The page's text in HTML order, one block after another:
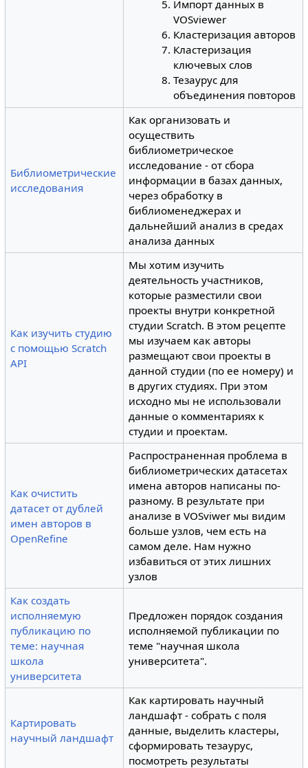
Импорт данных в
VOSviewer
Кластеризация авторов
Кластеризация
ключевых слов
Тезаурус для
объединения повторов
Библиометрические
исследования
Как организовать и
осуществить
библиометрическое
исследование - от сбора
информации в базах данных,
через обработку в
библиоменеджерах и
дальнейший анализ в средах
анализа данных
Как изучить студию
с помощью Scratch
API
Мы хотим изучить
деятельность участников,
которые разместили свои
проекты внутри конкретной
студии Scratch. В этом рецепте
мы изучаем как авторы
размещают свои проекты в
данной студии (по ее номеру) и
в других студиях. При этом
исходно мы не использовали
данные о комментариях к
студии и проектам.
Как очистить
датасет от дублей
имен авторов в
OpenRefine
Распространенная проблема в
библиометрических датасетах
имена авторов написаны по-
разному. В результате при
анализе в VOSviwer мы видим
больше узлов, чем есть на
самом деле. Нам нужно
избавиться от этих лишних
узлов
Как создать
исполняемую
публикацию по
теме: научная
школа
университета
Предложен порядок создания
исполняемой публикации по
теме "научная школа
университета".
Картировать
научный ландшафт
Как картировать научный
ландшафт - собрать с поля
данные, выделить кластеры,
сформировать тезаурус,
посмотреть результаты